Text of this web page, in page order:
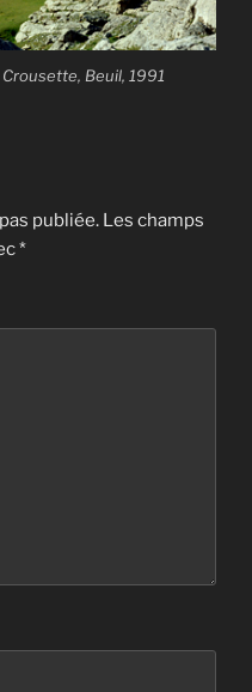
Beuil, 1991
publiée. Les champs
*